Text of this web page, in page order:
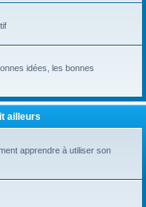
idées, les bonnes
ailleurs
apprendre à utiliser son